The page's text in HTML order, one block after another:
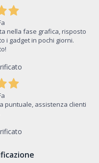
nella fase grafica, risposto
i gadget in pochi giorni.
puntuale, assistenza clienti